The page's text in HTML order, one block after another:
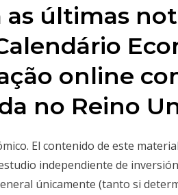
as últimas
online
no Reino
El contenido de este
independiente de
únicamente (tanto si